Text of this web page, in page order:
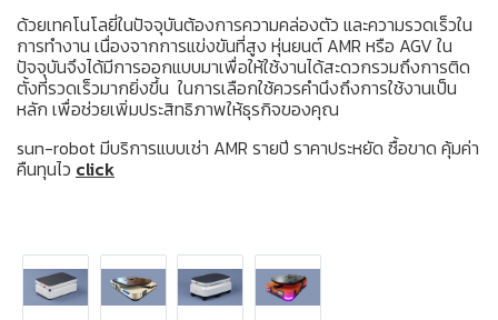
ด้วยเทคโนโลยี่ในปัจจุบันต้องการความคล่องตัว และความรวดเร็วใน
การทำงาน เนื่องจากการแข่งขันที่สูง หุ่นยนต์ AMR หรือ AGV ใน
ปัจจุบันจึงได้มีการออกแบบมาเพื่อให้ใช้งานได้สะดวกรวมถึงการติด
ตั้งที่รวดเร็วมากยิ่งขึ้น ในการเลือกใช้ควรคำนึงถึงการใช้งานเป็น
หลัก เพื่อช่วยเพิ่มประสิทธิภาพให้ธุรกิจของคุณ
sun-robot มีบริการแบบเช่า AMR รายปี ราคาประหยัด ซื้อขาด คุ้มค่า
คืนทุนไว click